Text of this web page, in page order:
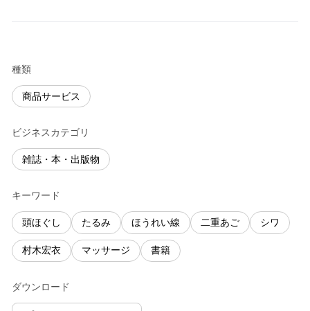
種類
商品サービス
ビジネスカテゴリ
雑誌・本・出版物
キーワード
頭ほぐし たるみ ほうれい線 二重あご シワ
村木宏衣 マッサージ 書籍
ダウンロード